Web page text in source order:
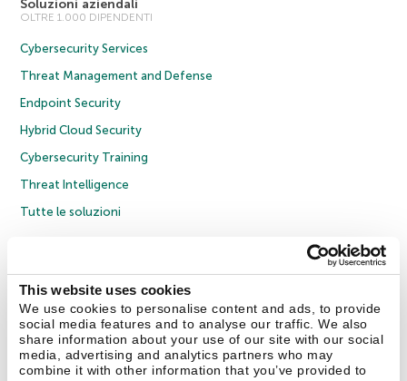
This website uses cookies
We use cookies to personalise content and ads, to provide
social media features and to analyse our traffic. We also
share information about your use of our site with our social
media, advertising and analytics partners who may
combine it with other information that you’ve provided to
Soluzioni aziendali
OLTRE 1.000 DIPENDENTI
Cybersecurity Services
Threat Management and Defense
Endpoint Security
Hybrid Cloud Security
Cybersecurity Training
Threat Intelligence
Tutte le soluzioni
Informativa sulla privacy
Policy anticorruzione
Contratto di licenza B2C
Cookies
Contatti Chi siamo Partner Blog Centro risorse Comunicati stampa